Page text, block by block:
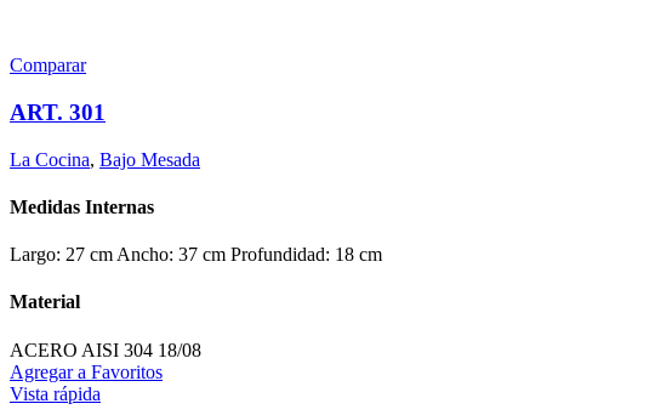
Comparar
ART. 301
La Cocina, Bajo Mesada
Medidas Internas
Largo: 27 cm Ancho: 37 cm Profundidad: 18 cm
Material
ACERO AISI 304 18/08
Agregar a Favoritos
Vista rápida